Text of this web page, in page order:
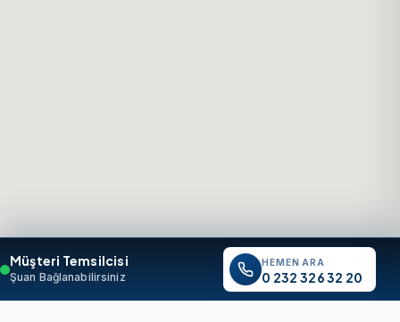
Müşteri Temsilcisi
Şuan Bağlanabilirsiniz
HEMEN ARA
0 232 326 32 20